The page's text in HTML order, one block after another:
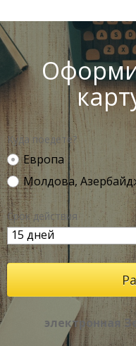
Куда поедете?
Европа
Молдова,
Срок действия
электронная